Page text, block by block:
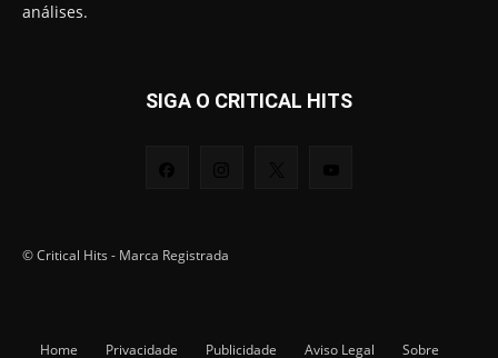
análises.
SIGA O CRITICAL HITS
© Critical Hits - Marca Registrada
Home Privacidade Publicidade Aviso Legal Sobre